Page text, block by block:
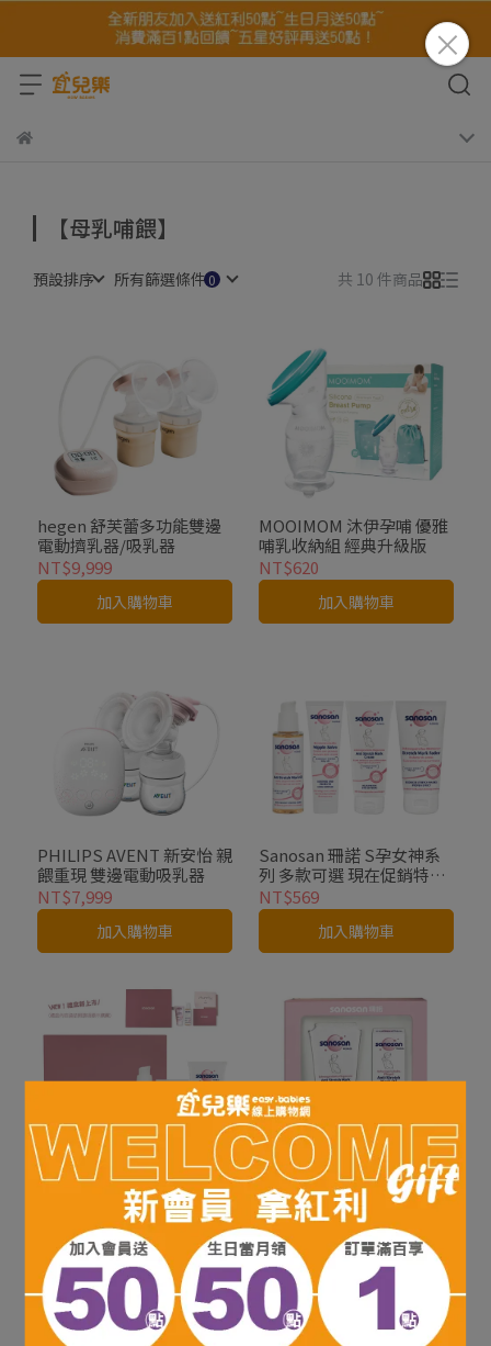
【母乳哺餵】
預設排序 所有篩選條件 共 10 件商品
hegen 舒芙蕾多功能雙邊
電動擠乳器/吸乳器
NT$9,999
加入購物車
MOOIMOM 沐伊孕哺 優雅
哺乳收納組 經典升級版
NT$620
加入購物車
PHILIPS AVENT 新安怡 親
餵重現 雙邊電動吸乳器
NT$7,999
加入購物車
Sanosan 珊諾 S孕女神系
列 多款可選 現在促銷特惠
價
NT$569
加入購物車
Sanosan 珊諾 S孕女神系
列 寵愛孕肌保養禮盒組 多
款可選 現在促銷特惠價
NT$1,399
加入購物車
Sanosan 珊諾 S孕女神系
列 寵愛孕肌抗紋組 抗紋霜
200ml+護理油100ml 現在
促銷特惠價
NT$1,399
加入購物車